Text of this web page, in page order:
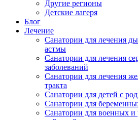
Другие регионы
Детские лагеря
Блог
Лечение
Санатории для лечения
астмы
Санатории для лечения
заболеваний
Санатории для лечения
тракта
Санатории для детей с
Санатории для
Санатории для военных и